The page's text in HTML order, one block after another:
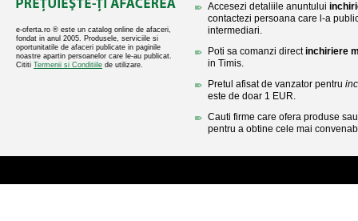
e-oferta.ro ® este un catalog online de afaceri,
fondat in anul 2005. Produsele, serviciile si
oportunitatile de afaceri publicate in paginile
noastre apartin persoanelor care le-au publicat.
Cititi Termenii si Conditiile de utilizare.
Accesezi detaliile anuntului
contactezi persoana care l-a
intermediari.
Poti sa comanzi directinchiriere
in Timis.
Pretul afisat de vanzator pentru
este de doar 1 EUR.
Cauti firme care ofera produse
pentru a obtine cele mai